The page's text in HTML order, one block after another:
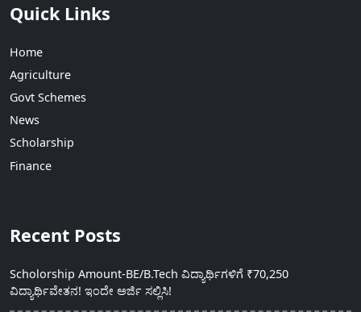
Quick Links
Home
Agriculture
Govt Schemes
News
Scholarship
Finance
Recent Posts
Scholorship Amount-BE/B.Tech ವಿದ್ಯಾರ್ಥಿಗಳಿಗೆ ₹70,250
ವಿದ್ಯಾರ್ಥಿವೇತನ! ಇಂದೇ ಅರ್ಜಿ ಸಲ್ಲಿಸಿ!